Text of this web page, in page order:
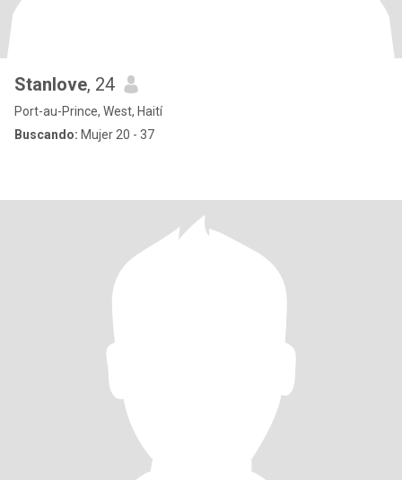
Stanlove, 24
Port-au-Prince, West, Haití
Buscando: Mujer 20 - 37